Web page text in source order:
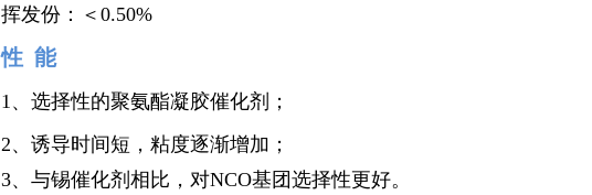
挥发份：＜0.50%
性 能
1、选择性的聚氨酯凝胶催化剂；
2、诱导时间短，粘度逐渐增加；
3、与锡催化剂相比，对NCO基团选择性更好。